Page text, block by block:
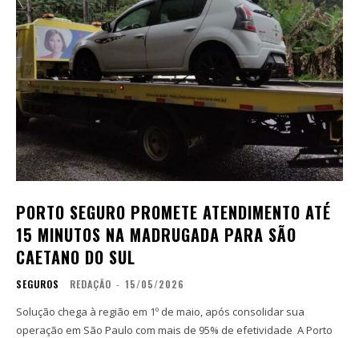
PORTO SEGURO PROMETE ATENDIMENTO ATÉ
15 MINUTOS NA MADRUGADA PARA SÃO
CAETANO DO SUL
SEGUROS REDAÇÃO - 15/05/2026
Solução chega à região em 1º de maio, após consolidar sua
operação em São Paulo com mais de 95% de efetividade A Porto